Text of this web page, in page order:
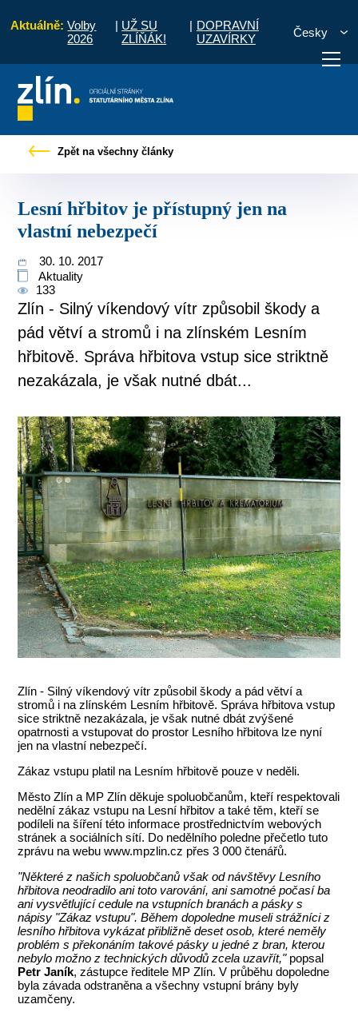
Aktuálně: Volby
2026
| UŽ SU
ZLÍŇÁK!
| DOPRAVNÍ
UZAVÍRKY
Česky
vyřídit Potřebuji zaplatit
Zpět na všechny články
Lesní hřbitov je přístupný jen na
vlastní nebezpečí
30. 10. 2017
Aktuality
133
Zlín - Silný víkendový vítr způsobil škody a
pád větví a stromů i na zlínském Lesním
hřbitově. Správa hřbitova vstup sice striktně
nezakázala, je však nutné dbát...
Zlín - Silný víkendový vítr způsobil škody a pád větví a
stromů i na zlínském Lesním hřbitově. Správa hřbitova vstup
sice striktně nezakázala, je však nutné dbát zvýšené
opatrnosti a vstupovat do prostor Lesního hřbitova lze nyní
jen na vlastní nebezpečí.
Zákaz vstupu platil na Lesním hřbitově pouze v neděli.
Město Zlín a MP Zlín děkuje spoluobčanům, kteří respektovali
nedělní zákaz vstupu na Lesní hřbitov a také těm, kteří se
podíleli na šíření této informace prostřednictvím webových
stránek a sociálních sítí. Do nedělního poledne přečetlo tuto
zprávu na webu www.mpzlin.cz přes 3 000 čtenářů.
"Některé z našich spoluobčanů však od návštěvy Lesního
hřbitova neodradilo ani toto varování, ani samotné počasí ba
ani vysvětlující cedule na vstupních branách a pásky s
nápisy "Zákaz vstupu". Během dopoledne museli strážníci z
lesního hřbitova vykázat přibližně deset osob, které neměly
problém s překonáním takové pásky u jedné z bran, kterou
nebylo možno z technických důvodů zcela uzavřít,"popsal
Petr Janík, zástupce ředitele MP Zlín. V průběhu dopoledne
byla závada odstraněna a všechny vstupní brány byly
uzamčeny.